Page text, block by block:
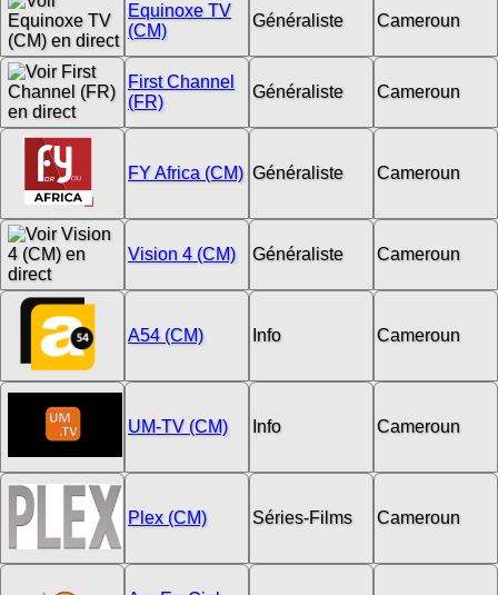
Equinoxe TV
(CM)
Généraliste Cameroun
First Channel
(FR)
Généraliste Cameroun
FY Africa (CM) Généraliste Cameroun
Vision 4 (CM) Généraliste Cameroun
A54 (CM) Info Cameroun
UM-TV (CM) Info Cameroun
Plex (CM) Séries-Films Cameroun